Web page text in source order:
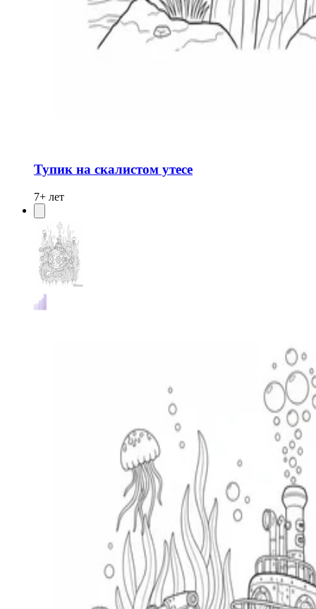
Тупик на скалистом утесе
7+ лет